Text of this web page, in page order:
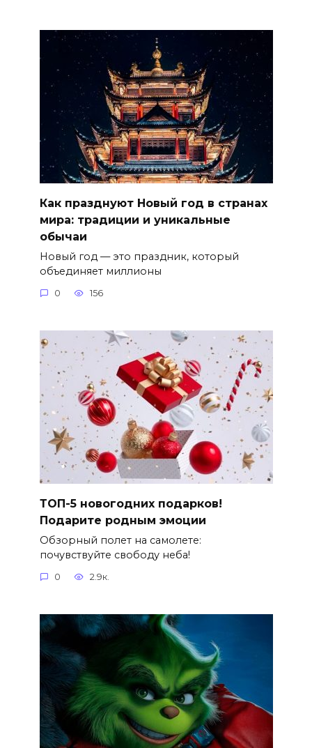
Как празднуют Новый год в странах
мира: традиции и уникальные
обычаи
Новый год — это праздник, который
объединяет миллионы
0 156
ТОП-5 новогодних подарков!
Подарите родным эмоции
Обзорный полет на самолете:
почувствуйте свободу неба!
0 2.9к.